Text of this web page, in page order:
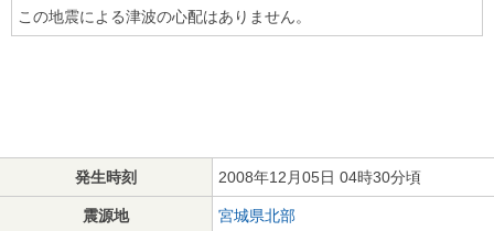
この地震による津波の心配はありません。
発生時刻 2008年12月05日 04時30分頃
震源地 宮城県北部